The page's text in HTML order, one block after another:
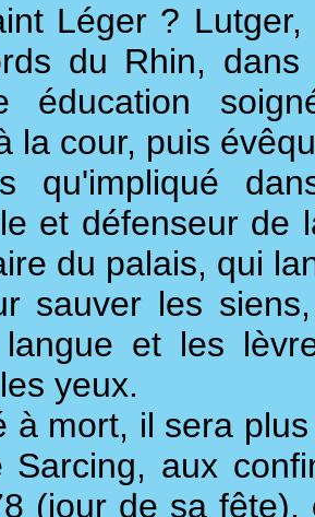
Léger ?
du Rhin,
éducation
la cour, puis
qu'impliqué
et défenseur de
du palais, qui
sauver les
et les
yeux.
à mort, il sera
Sarcing, aux
(jour de sa